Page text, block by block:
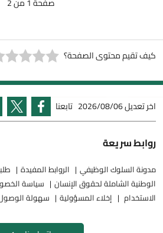
كيف تقيم محتوى الصفحة؟
اخر تعديل2026/08/06 تابعنا
روابط سريعة
مدونة السلوك الوظيفي الروابط المفيدة
الوطنية الشاملة لحقوق الإنسان
سياسة
الاستخدام
إخلاء المسؤولية سهولة